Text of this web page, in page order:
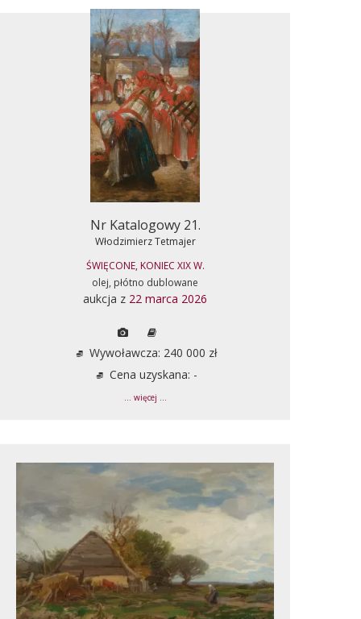
Nr Katalogowy 21.
Włodzimierz Tetmajer
ŚWIĘCONE, KONIEC XIX W.
olej, płótno dublowane
aukcja z 22 marca 2026
Wywoławcza: 240 000 zł
Cena uzyskana: -
... więcej ...